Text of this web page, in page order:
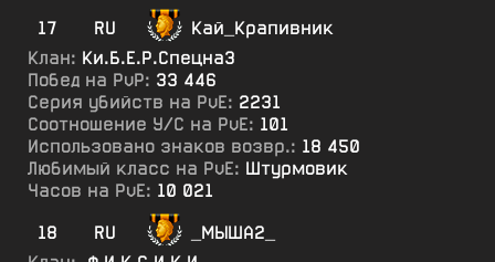
17
RU
Кай_Крапивник
Клан: Ки.Б.Е.Р.СпецнаЗ
Побед на PvP: 33 446
Серия убийств на PvE: 2231
Соотношение У/С на PvE: 101
Использовано знаков возвр.: 18 450
Любимый класс на PvE: Штурмовик
Часов на PvE: 10 021
18
RU
_МЫША2_